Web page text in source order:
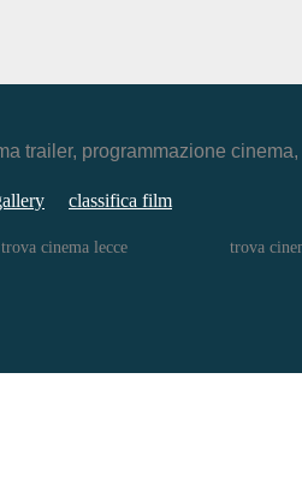
trailer, programmazione
classifica film
trova cinema lecce trova